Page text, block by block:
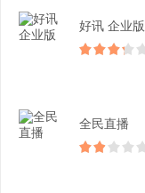
好讯 企业版
全民直播